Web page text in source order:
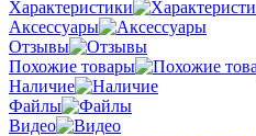
Характеристики
Аксессуары
Отзывы
Похожие товары
Наличие
Файлы
Видео